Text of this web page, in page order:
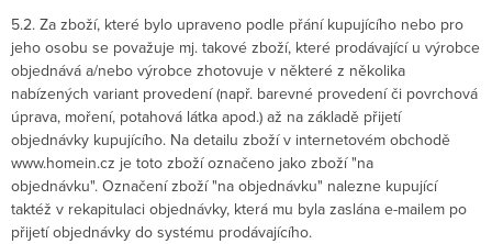
5.2. Za zboží, které bylo upraveno podle přání kupujícího nebo pro
jeho osobu se považuje mj. takové zboží, které prodávající u výrobce
objednává a/nebo výrobce zhotovuje v některé z několika
nabízených variant provedení (např. barevné provedení či povrchová
úprava, moření, potahová látka apod.) až na základě přijetí
objednávky kupujícího. Na detailu zboží v internetovém obchodě
www.homein.cz je toto zboží označeno jako zboží "na
objednávku". Označení zboží "na objednávku" nalezne kupující
taktéž v rekapitulaci objednávky, která mu byla zaslána e-mailem po
přijetí objednávky do systému prodávajícího.